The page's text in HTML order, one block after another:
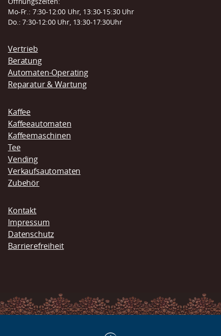
Mo-Fr.: 7:30-12:00 Uhr, 13:30-15:30 Uhr
Do.: 7:30-12:00 Uhr, 13:30-17:30Uhr
Navigation
überspringen
Vertrieb
Beratung
Automaten-Operating
Reparatur & Wartung
Kaffee
Kaffeeautomaten
Kaffeemaschinen
Tee
Vending
Verkaufsautomaten
Zubehör
Navigation
überspringen
Kontakt
Impressum
Datenschutz
Barrierefreiheit